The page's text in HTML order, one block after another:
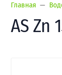
Главная
AS Zn